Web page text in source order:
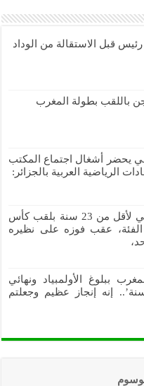
قبل الاستقالة من الوداد
باللقب بطولة المغرب
يحضر أشغال اجتماع المكتب
الرياضية العربية بالجزائر:
توج المنتخب الوطني لأقل من 23 سنة بلقب كأس
الفئة، عقب فوزه على نظيره
للمغرب ببلوغ الأولمبياد ونهائي
أقل من 23 سنة’.. إنه إنجاز عظيم وجعلتم